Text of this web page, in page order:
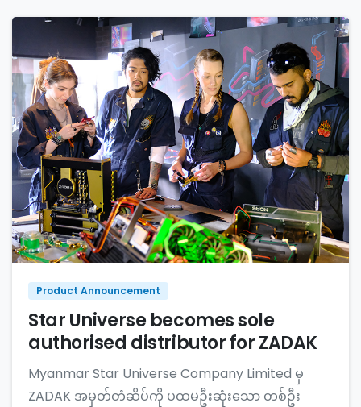
Product Announcement
Star Universe becomes sole
authorised distributor for ZADAK
Myanmar Star Universe Company Limited မှ
ZADAK အမှတ်တံဆိပ်ကို ပထမဦးဆုံးသော တစ်ဦး